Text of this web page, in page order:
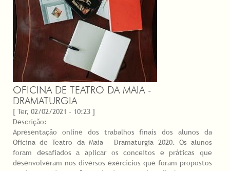
OFICINA DE TEATRO DA MAIA -
DRAMATURGIA
[ Ter, 02/02/2021 - 10:23 ]
Descrição:
Apresentação online dos trabalhos finais dos alunos da
Oficina de Teatro da Maia - Dramaturgia 2020. Os alunos
foram desafiados a aplicar os conceitos e práticas que
desenvolveram nos diversos exercícios que foram propostos